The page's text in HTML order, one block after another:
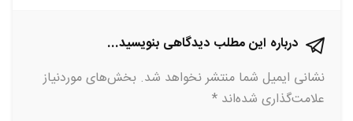
درباره این مطلب دیدگاهی بنویسید...
نشانی ایمیل شما منتشر نخواهد شد. بخش‌های موردنیاز
علامت‌گذاری شده‌اند *